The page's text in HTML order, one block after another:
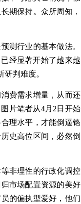
期保持。众所周知，
测行业的基本做法。
经显著开始了越来越
判难度。
费需求增量，从而还
片笔者从4月2日开始
理水平，才能倒逼铬
史高位区间，必然倒
非理性的行政化调控
市场配置资源的美好
的偏执型爱好，他们